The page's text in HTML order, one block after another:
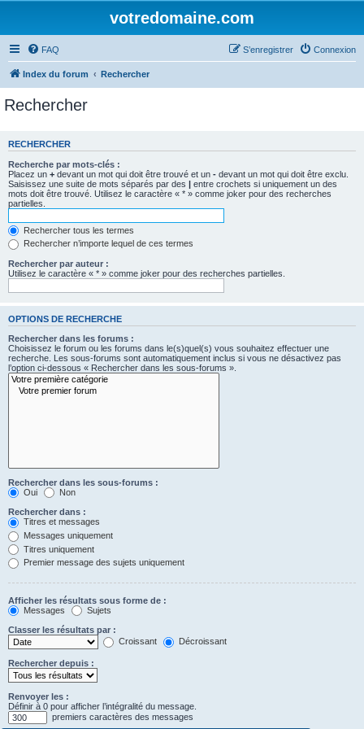
votredomaine.com
FAQ Connexion
S’enregistrer
Index du forum Rechercher
Rechercher
RECHERCHER
Recherche par mots-clés :
Placez un + devant un mot qui doit être trouvé et un - devant un mot qui doit être exclu.
Saisissez une suite de mots séparés par des | entre crochets si uniquement un des
mots doit être trouvé. Utilisez le caractère « * » comme joker pour des recherches
partielles.
Rechercher tous les termes
Rechercher n’importe lequel de ces termes
Rechercher par auteur :
Utilisez le caractère « * » comme joker pour des recherches partielles.
OPTIONS DE RECHERCHE
Rechercher dans les forums :
Choisissez le forum ou les forums dans le(s)quel(s) vous souhaitez effectuer une
recherche. Les sous-forums sont automatiquement inclus si vous ne désactivez pas
l’option ci-dessous « Rechercher dans les sous-forums ».
Rechercher dans les sous-forums :
Oui
Non
Rechercher dans :
Titres et messages
Messages uniquement
Titres uniquement
Premier message des sujets uniquement
Afficher les résultats sous forme de :
Messages
Sujets
Classer les résultats par :
Croissant
Décroissant
Rechercher depuis :
Renvoyer les :
Définir à 0 pour afficher l’intégralité du message.
premiers caractères des messages